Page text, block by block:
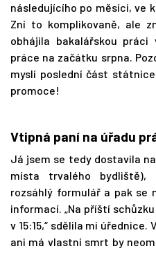
následujícího po měsíci, ve
Zní to komplikovaně, ale
obhájila bakalářskou
práce na začátku srpna.
myslí poslední část
promoce!
Vtipná paní na úřadu
Já jsem se tedy dostavila
místa trvalého bydliště),
rozsáhlý formulář a pak se
informací. „Na příští
v 15:15,“ sdělila mi
ani má vlastní smrt by